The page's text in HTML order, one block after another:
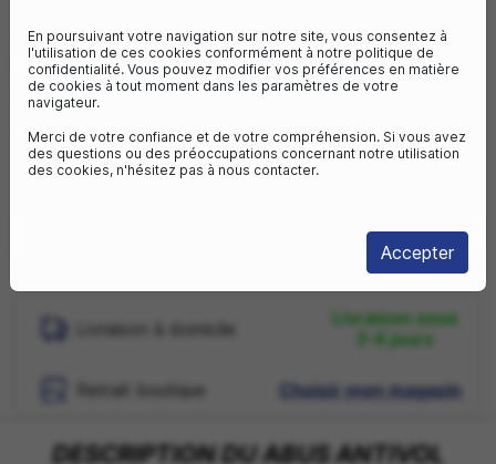
En poursuivant votre navigation sur notre site, vous consentez à
l'utilisation de ces cookies conformément à notre politique de
confidentialité. Vous pouvez modifier vos préférences en matière
de cookies à tout moment dans les paramètres de votre
navigateur.
Merci de votre confiance et de votre compréhension. Si vous avez
des questions ou des préoccupations concernant notre utilisation
des cookies, n'hésitez pas à nous contacter.
Accepter
Référence :120428
109,96 € - 9%
99,96 €
Vous économisez 10€
Livraison à domicile
Livraison sous
3-4 jours
Retrait boutique Choisir mon magasin
DESCRIPTION DU ABUS ANTIVOL